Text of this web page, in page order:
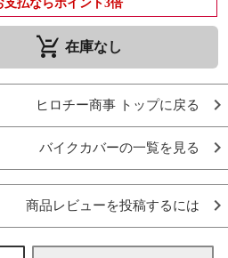
支払ならポイント3倍
remove_shopping_cart 在庫なし
ヒロチー商事 トップに戻る
バイクカバーの一覧を見る
商品レビューを投稿するには